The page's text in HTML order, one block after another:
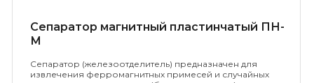
Сепаратор магнитный пластинчатый ПН-
М
Сепаратор (железоотделитель) предназначен для
извлечения ферромагнитных примесей и случайных